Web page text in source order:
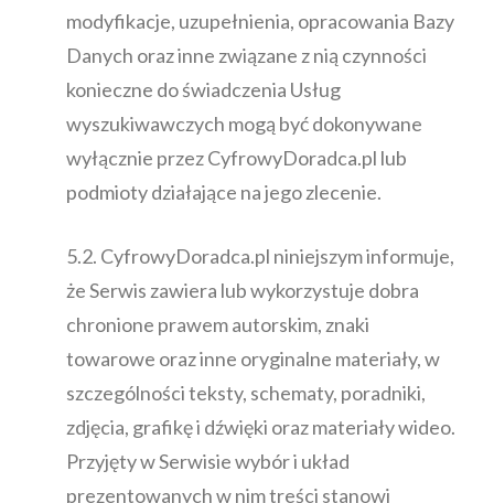
modyfikacje, uzupełnienia, opracowania Bazy
Danych oraz inne związane z nią czynności
konieczne do świadczenia Usług
wyszukiwawczych mogą być dokonywane
wyłącznie przez CyfrowyDoradca.pl lub
podmioty działające na jego zlecenie.
5.2. CyfrowyDoradca.pl niniejszym informuje,
że Serwis zawiera lub wykorzystuje dobra
chronione prawem autorskim, znaki
towarowe oraz inne oryginalne materiały, w
szczególności teksty, schematy, poradniki,
zdjęcia, grafikę i dźwięki oraz materiały wideo.
Przyjęty w Serwisie wybór i układ
prezentowanych w nim treści stanowi